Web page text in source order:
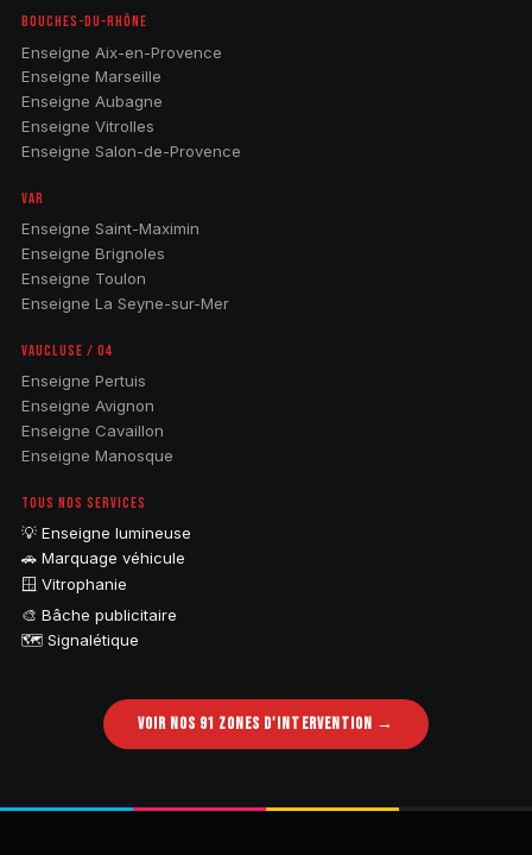
BOUCHES-DU-RHÔNE
Enseigne Aix-en-Provence
Enseigne Marseille
Enseigne Aubagne
Enseigne Vitrolles
Enseigne Salon-de-Provence
VAR
Enseigne Saint-Maximin
Enseigne Brignoles
Enseigne Toulon
Enseigne La Seyne-sur-Mer
VAUCLUSE / 04
Enseigne Pertuis
Enseigne Avignon
Enseigne Cavaillon
Enseigne Manosque
TOUS NOS SERVICES
💡 Enseigne lumineuse
🚗 Marquage véhicule
🪟 Vitrophanie
🎨 Bâche publicitaire
🗺️ Signalétique
VOIR NOS 91 ZONES D'INTERVENTION →